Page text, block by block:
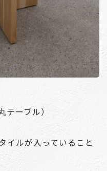
テーブル）
イルが入っていること